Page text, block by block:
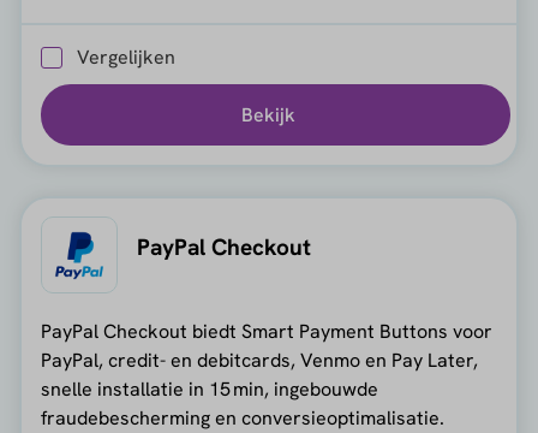
Vergelijken
Bekijk
PayPal Checkout
PayPal Checkout biedt Smart Payment Buttons voor
PayPal, credit- en debitcards, Venmo en Pay Later,
snelle installatie in 15 min, ingebouwde
fraudebescherming en conversieoptimalisatie.